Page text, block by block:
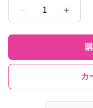
1
カ